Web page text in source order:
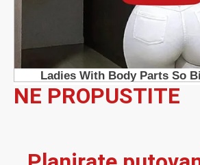
NE PROPUSTITE